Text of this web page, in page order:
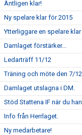
Äntligen klar!
Ny spelare klar för 2015
Ytterliggare en spelare
Damlaget förstärker...
Ledarträff 11/12
Träning och möte den 7/12
Damlaget utslagna i DM.
Stöd Stattena IF när du
Info från Herrlaget.
Ny medarbetare!